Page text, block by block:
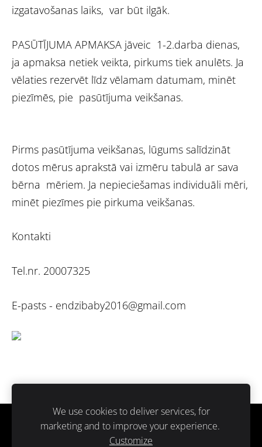
izgatavošanas laiks, var būt ilgāk.
PASŪTĪJUMA APMAKSA jāveic 1-2.darba dienas,
ja apmaksa netiek veikta, pirkums tiek anulēts. Ja
vēlaties rezervēt līdz vēlamam datumam, minēt
piezīmēs, pie pasūtījuma veikšanas.
Pirms pasūtījuma veikšanas, lūgums salīdzināt
dotos mērus aprakstā vai izmēru tabulā ar sava
bērna mēriem. Ja nepieciešamas individuāli mēri,
minēt piezīmes pie pirkuma veikšanas.
Kontakti
Tel.nr. 20007325
E-pasts - endzibaby2016@gmail.com
Sīkdatnes
We use cookies to deliver services, for
marketing and to improve your experience.
Customize